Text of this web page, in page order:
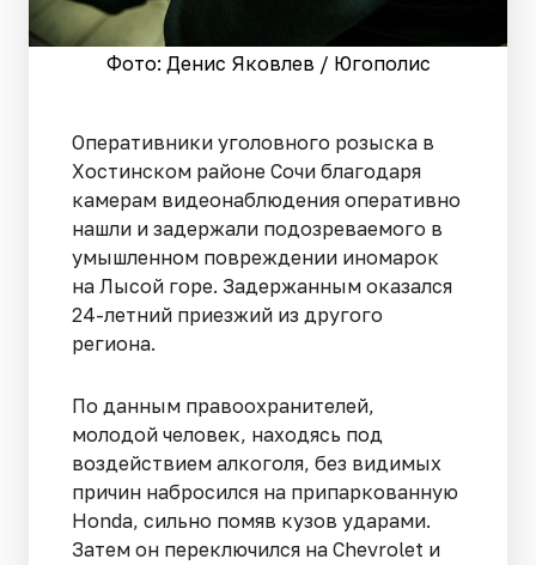
Фото: Денис Яковлев / Югополис
Оперативники уголовного розыска в
Хостинском районе Сочи благодаря
камерам видеонаблюдения оперативно
нашли и задержали подозреваемого в
умышленном повреждении иномарок
на Лысой горе. Задержанным оказался
24-летний приезжий из другого
региона.
По данным правоохранителей,
молодой человек, находясь под
воздействием алкоголя, без видимых
причин набросился на припаркованную
Honda, сильно помяв кузов ударами.
Затем он переключился на Chevrolet и